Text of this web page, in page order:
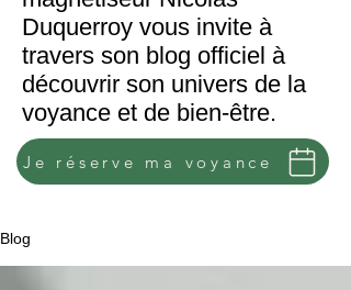
Duquerroy vous invite à
travers son blog officiel à
découvrir son univers de la
voyance et de bien-être.
Je réserve ma voyance
Blog